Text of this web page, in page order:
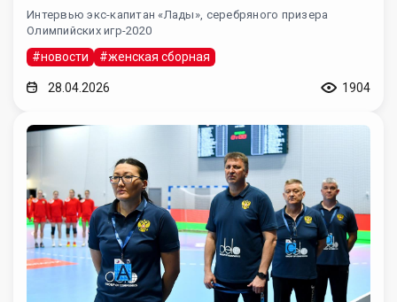
Интервью экс-капитан «Лады», серебряного призера
Олимпийских игр-2020
#новости #женская сборная
28.04.2026 1904